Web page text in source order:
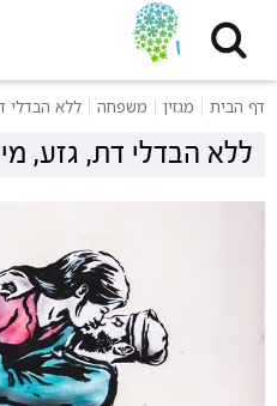
דף הבית מגזין משפחה ללא הבדלי
ללא הבדלי דת, גזע,